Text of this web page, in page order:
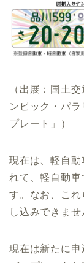
（出展：国土
ンピック・パ
プレート」）
現在は、軽自動
れて、軽自動
す。なお、これ
し込みできませ
現在は新たに